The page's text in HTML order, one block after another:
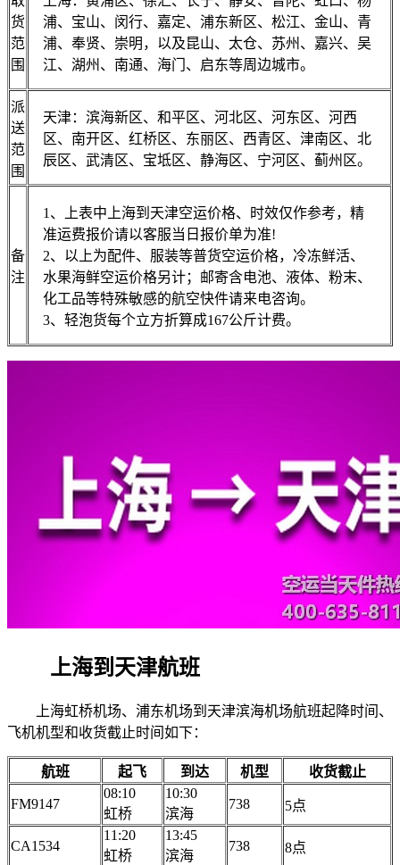
货
范
围
浦、宝山、闵行、嘉定、浦东新区、松江、金山、青
浦、奉贤、崇明，以及昆山、太仓、苏州、嘉兴、吴
江、湖州、南通、海门、启东等周边城市。
派
送
范
围
天津：滨海新区、和平区、河北区、河东区、河西
区、南开区、红桥区、东丽区、西青区、津南区、北
辰区、武清区、宝坻区、静海区、宁河区、蓟州区。
备
注
1、上表中上海到天津空运价格、时效仅作参考，精
准运费报价请以客服当日报价单为准!
2、以上为配件、服装等普货空运价格，冷冻鲜活、
水果海鲜空运价格另计；邮寄含电池、液体、粉末、
化工品等特殊敏感的航空快件请来电咨询。
3、轻泡货每个立方折算成167公斤计费。
上海到天津航班
上海虹桥机场、浦东机场到天津滨海机场航班起降时间、
飞机机型和收货截止时间如下：
航班 起飞 到达 机型 收货截止
FM9147
08:10
虹桥
10:30
滨海
738 5点
CA1534
11:20
虹桥
13:45
滨海
738 8点